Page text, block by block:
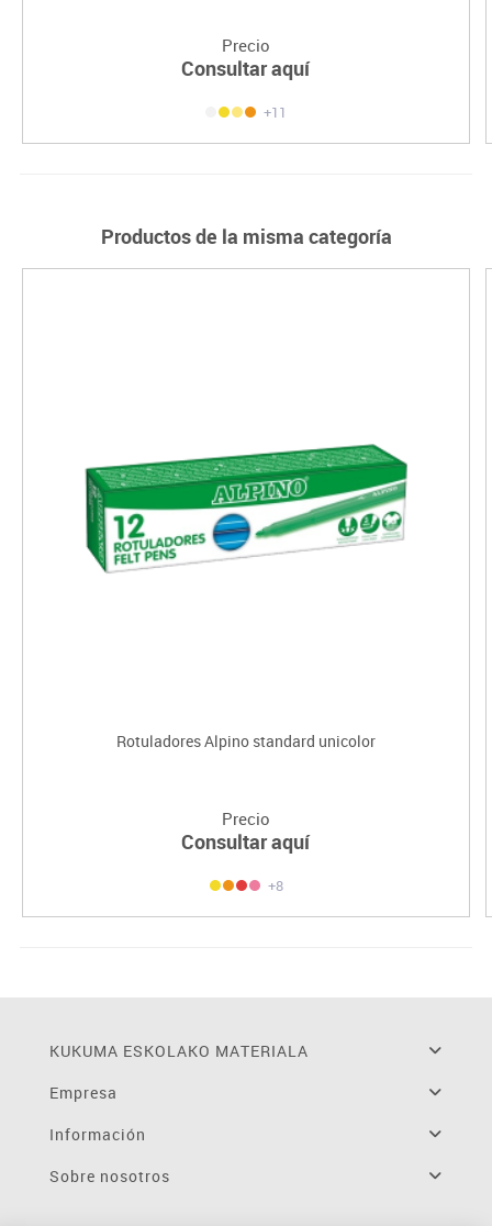
Precio
Consultar aquí
+11
Productos de la misma categoría
Rotuladores Alpino standard unicolor
Precio
Consultar aquí
+8
KUKUMA ESKOLAKO MATERIALA
Empresa
Información
Sobre nosotros